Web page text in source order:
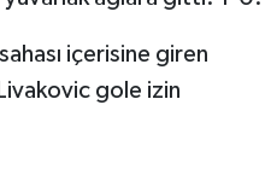
içerisine giren
gole izin